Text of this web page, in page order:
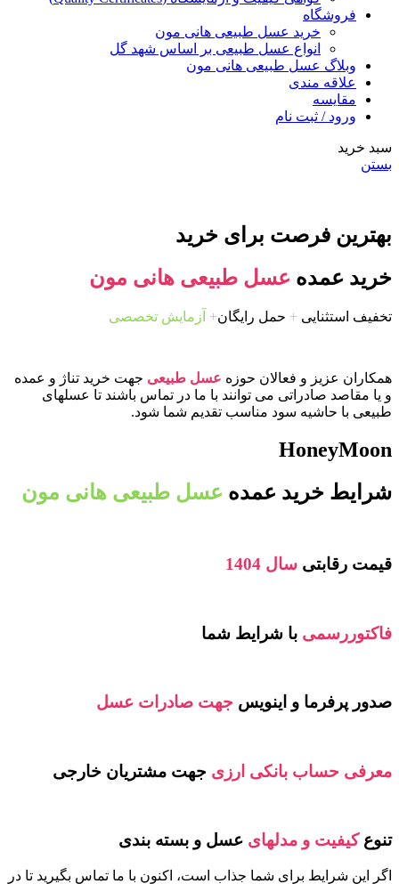
فروشگاه
خرید عسل طبیعی هانی مون
انواع عسل طبیعی بر اساس شهد گل
وبلاگ عسل طبیعی هانی مون
علاقه مندی
مقایسه
ورود / ثبت نام
سبد خرید
بستن
بهترین فرصت برای خرید
خرید عمده عسل طبیعی هانی مون
تخفیف استثنایی + حمل رایگان+ آزمایش تخصصی
همکاران عزیز و فعالان حوزه عسل طبیعی جهت خرید تناژ و عمده
و یا مقاصد صادراتی می توانند با ما در تماس باشند تا عسلهای
طبیعی با حاشیه سود مناسب تقدیم شما شود.
HoneyMoon
شرایط خرید عمده عسل طبیعی هانی مون
قیمت رقابتی سال 1404
فاکتوررسمی با شرایط شما
صدور پرفرما و اینویس جهت صادرات عسل
معرفی حساب بانکی ارزی جهت مشتریان خارجی
تنوعکیفیت و مدلهای عسل و بسته بندی
اگر این شرایط برای شما جذاب است، اکنون با ما تماس بگیرید تا در